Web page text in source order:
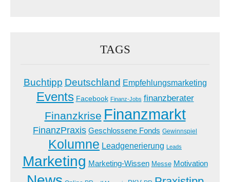
TAGS
Buchtipp Deutschland Empfehlungsmarketing
Events Facebook Finanz-Jobs finanzberater
Finanzkrise Finanzmarkt
FinanzPraxis Geschlossene Fonds Gewinnspiel
Kolumne Leadgenerierung Leads
Marketing Marketing-Wissen Messe Motivation